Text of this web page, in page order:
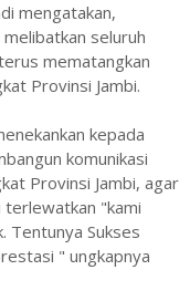
mengatakan,
seluruh
mematangkan
Provinsi Jambi.
kepada
komunikasi
Provinsi Jambi, agar
"kami
Tentunya Sukses
" ungkapnya